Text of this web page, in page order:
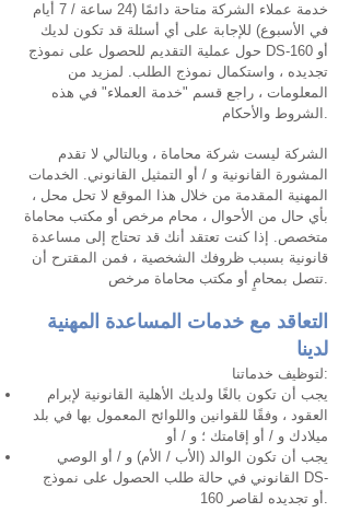
خدمة عملاء الشركة متاحة دائمًا (24 ساعة / 7 أيام
في الأسبوع) للإجابة على أي أسئلة قد تكون لديك
حول عملية التقديم للحصول على نموذج DS-160 أو
تجديده ، واستكمال نموذج الطلب. لمزيد من
المعلومات ، راجع قسم "خدمة العملاء" في هذه
الشروط والأحكام.
الشركة ليست شركة محاماة ، وبالتالي لا تقدم
المشورة القانونية و / أو التمثيل القانوني. الخدمات
المهنية المقدمة من خلال هذا الموقع لا تحل محل ،
بأي حال من الأحوال ، محام مرخص أو مكتب محاماة
متخصص. إذا كنت تعتقد أنك قد تحتاج إلى مساعدة
قانونية بسبب ظروفك الشخصية ، فمن المقترح أن
تتصل بمحامٍ أو مكتب محاماة مرخص.
التعاقد مع خدمات المساعدة المهنية
لدينا
لتوظيف خدماتنا:
يجب أن تكون بالغًا ولديك الأهلية القانونية لإبرام
العقود ، وفقًا للقوانين واللوائح المعمول بها في بلد
ميلادك و / أو إقامتك ؛ و / أو
يجب أن تكون الوالد (الأب / الأم) و / أو الوصي
القانوني في حالة طلب الحصول على نموذج DS-
160 أو تجديده لقاصر.